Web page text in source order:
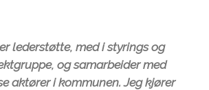
lederstøtte, med i styrings og
og samarbeider med
aktører i kommunen. Jeg kjører